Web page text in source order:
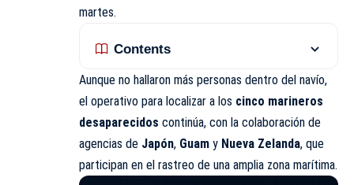
martes.
Contents
Aunque no hallaron más personas dentro del navío,
el operativo para localizar a los cinco marineros
desaparecidos continúa, con la colaboración de
agencias de Japón, Guam y Nueva Zelanda, que
participan en el rastreo de una amplia zona marítima.